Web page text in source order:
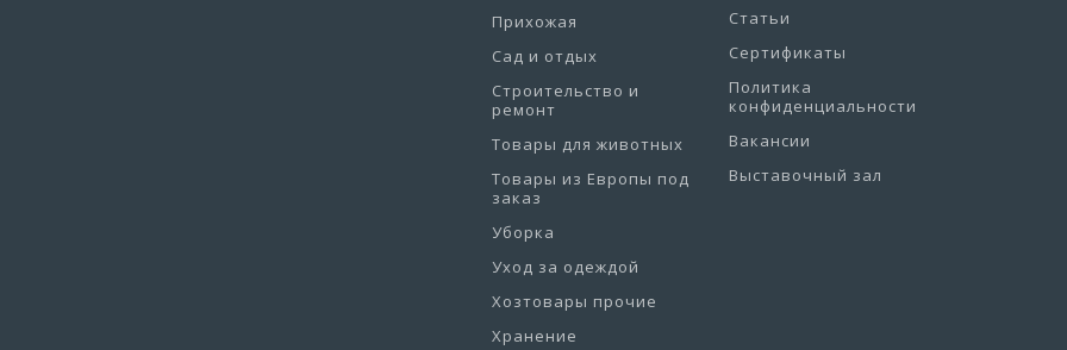
Прихожая
Сад и отдых
Строительство и
ремонт
Товары для животных
Товары из Европы под
заказ
Уборка
Уход за одеждой
Хозтовары прочие
Хранение
Статьи
Сертификаты
Политика
конфиденциальности
Вакансии
Выставочный зал